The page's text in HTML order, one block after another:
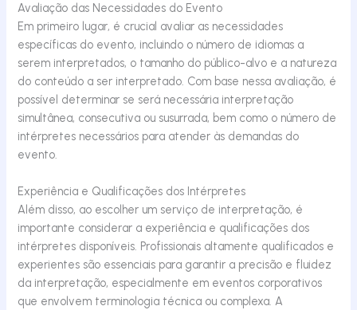
Avaliação das Necessidades do Evento
Em primeiro lugar, é crucial avaliar as necessidades
específicas do evento, incluindo o número de idiomas a
serem interpretados, o tamanho do público-alvo e a natureza
do conteúdo a ser interpretado. Com base nessa avaliação, é
possível determinar se será necessária interpretação
simultânea, consecutiva ou susurrada, bem como o número de
intérpretes necessários para atender às demandas do
evento.
Experiência e Qualificações dos Intérpretes
Além disso, ao escolher um serviço de interpretação, é
importante considerar a experiência e qualificações dos
intérpretes disponíveis. Profissionais altamente qualificados e
experientes são essenciais para garantir a precisão e fluidez
da interpretação, especialmente em eventos corporativos
que envolvem terminologia técnica ou complexa. A